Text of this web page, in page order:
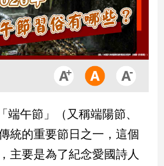
端午節」（又稱端陽節、
統的重要節日之一，這個
主要是為了紀念愛國詩人